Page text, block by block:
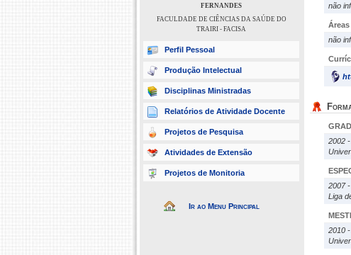
FERNANDES
FACULDADE DE CIÊNCIAS DA SAÚDE DO
TRAIRI - FACISA
Perfil Pessoal
Produção Intelectual
Disciplinas Ministradas
Relatórios de Atividade Docente
Projetos de Pesquisa
Atividades de Extensão
Projetos de Monitoria
Ir ao Menu Principal
não
não
2002
2007
Liga
2010